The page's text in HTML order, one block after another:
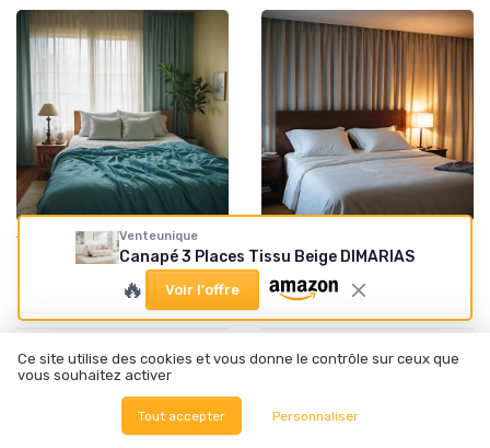
Tendances du sommeil • 01/08/2026
Optimisez votre sommeil
avec le matelas Nuit
Les matelas Technilat :
confort et innovation à votre
portée
Venteunique
Canapé 3 Places Tissu Beige DIMARIAS
🔥 Voir l'offre
Ce site utilise des cookies et vous donne le contrôle sur ceux que
vous souhaitez activer
Tout accepter Personnaliser